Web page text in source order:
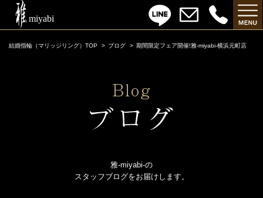
結婚指輪（マリッジリング）TOP ブログ 期間限定フェア開催!雅-miyabi-横浜元町店
雅-miyabi-の
スタッフブログをお届けします。